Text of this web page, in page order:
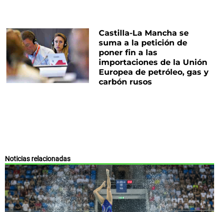
Castilla-La Mancha se
suma a la petición de
poner fin a las
importaciones de la Unión
Europea de petróleo, gas y
carbón rusos
Noticias relacionadas